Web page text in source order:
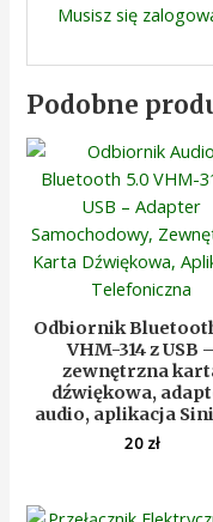
Musisz się
Podobne
Odbiornik
VHM-314 z USB –
zewnętrzna
dźwiękowa,
audio, aplikacja
20 zł